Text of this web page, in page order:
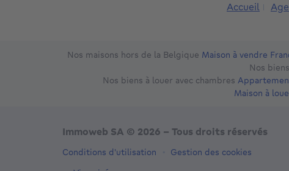
Accueil
Nos maisons hors de la Belgique Maison à vendre
Nos
Nos biens à louer avec chambres
Maison à
Immoweb SA © 2026 - Tous droits réservés
Conditions d'utilisation
Gestion des cookies